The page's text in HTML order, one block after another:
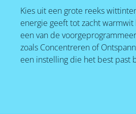
Kies uit een grote reeks
energie geeft tot zacht
een van de
zoals Concentreren of
een instelling die het best past